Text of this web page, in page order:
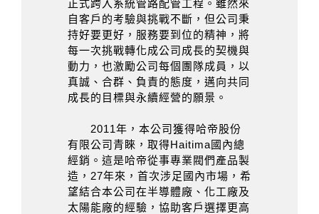
正式跨入系統管路配管工程。雖然來
自客戶的考驗與挑戰不斷，但公司秉
持好要更好，服務要到位的精神，將
每一次挑戰轉化成公司成長的契機與
動力，也激勵公司每個團隊成員，以
真誠、合群、負責的態度，邁向共同
成長的目標與永續經營的願景。
2011年，本公司獲得哈帝股份
有限公司青睞，取得Haitima國內總
經銷。這是哈帝從事專業閥們產品製
造，27年來，首次涉足國內市場，希
望結合本公司在半導體廠、化工廠及
太陽能廠的經驗，協助客戶選擇更高